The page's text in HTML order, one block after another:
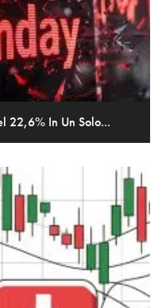
22,6% In Un Solo...